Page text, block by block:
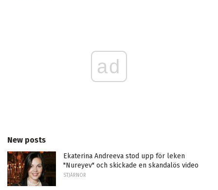
ad
New posts
Ekaterina Andreeva stod upp för leken
"Nureyev" och skickade en skandalös video
STJÄRNOR